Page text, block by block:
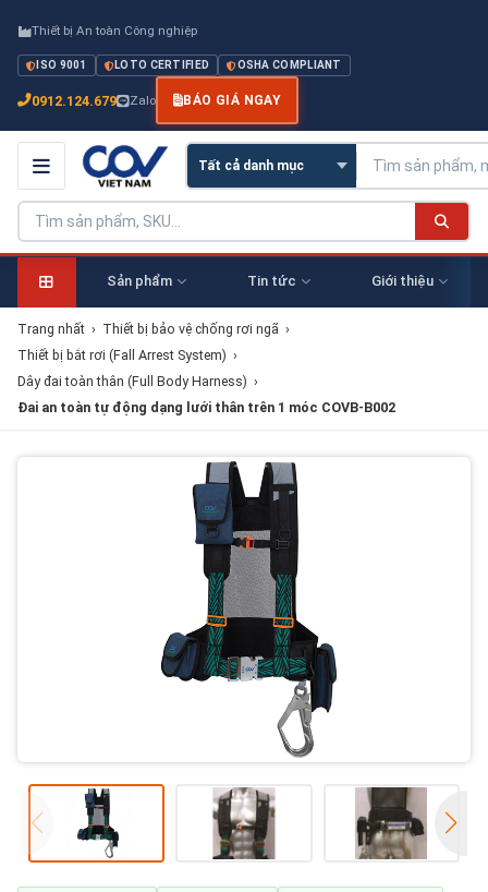
Thiết bị An toàn Công nghiệp
ISO 9001 LOTO CERTIFIED OSHA COMPLIANT
0912.124.679 Zalo BÁO GIÁ NGAY
Sản phẩm Tin tức Giới thiệu
Trang nhất › Thiết bị bảo vệ chống rơi ngã ›
Thiết bị bắt rơi (Fall Arrest System) ›
Dây đai toàn thân (Full Body Harness) ›
Đai an toàn tự động dạng lưới thân trên 1 móc COVB-B002